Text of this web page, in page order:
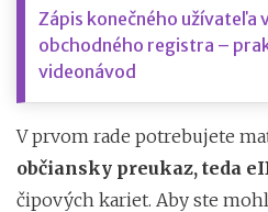
Zápis konečného užívateľa
obchodného registra –
videonávod
V prvom rade potrebujete
občiansky preukaz, teda
čipových kariet. Aby ste